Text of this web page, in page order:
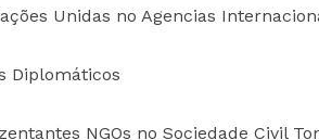
Unidas no Agencias
Diplomáticos
NGOs no Sociedade Civil